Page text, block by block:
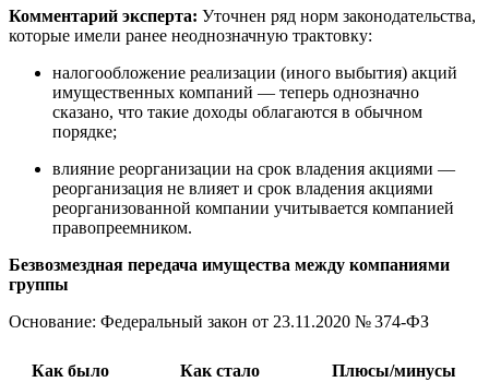
Комментарий эксперта: Уточнен ряд норм законодательства,
которые имели ранее неоднозначную трактовку:
налогообложение реализации (иного выбытия) акций
имущественных компаний — теперь однозначно
сказано, что такие доходы облагаются в обычном
порядке;
влияние реорганизации на срок владения акциями —
реорганизация не влияет и срок владения акциями
реорганизованной компании учитывается компанией
правопреемником.
Безвозмездная передача имущества между компаниями
группы
Основание: Федеральный закон от 23.11.2020 № 374-ФЗ
Как было Как стало
Плюсы/минусы